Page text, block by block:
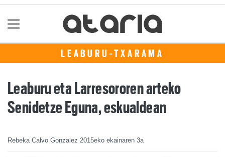
LEABURU-TXARAMA
Leaburu eta Larresororen arteko
Senidetze Eguna, eskualdean
Rebeka Calvo Gonzalez 2015eko ekainaren 3a